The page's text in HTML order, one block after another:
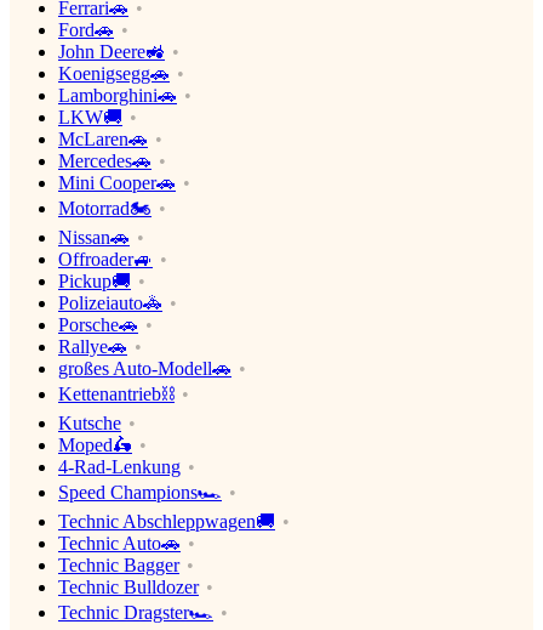
Ferrari🚗
Ford🚗
John Deere🚜
Koenigsegg🚗
Lamborghini🚗
LKW🚚
McLaren🚗
Mercedes🚗
Mini Cooper🚗
Motorrad🏍
Nissan🚗
Offroader🚙
Pickup🚚
Polizeiauto🚓
Porsche🚗
Rallye🚗
großes Auto-Modell🚗
Kettenantrieb⛓
Kutsche
Moped🛵
4-Rad-Lenkung
Speed Champions🏎
Technic Abschleppwagen🚚
Technic Auto🚗
Technic Bagger
Technic Bulldozer
Technic Dragster🏎